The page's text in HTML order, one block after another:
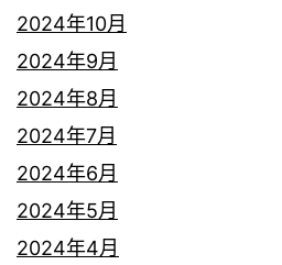
2024年10月
2024年9月
2024年8月
2024年7月
2024年6月
2024年5月
2024年4月